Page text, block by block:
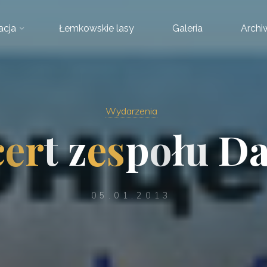
Łemkowskie lasy Galeria
Wydarzenia
ertzespołuD
05.01.2013